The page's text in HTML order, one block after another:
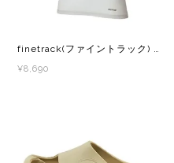
finetrack(ファイントラック) ドライレイヤークールブラタンクトップ レディース ブラタンクトップ・ノースリーブシャツ
¥8,690